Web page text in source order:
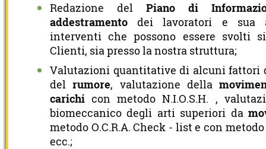
Redazione del Piano di
addestramento dei lavoratori e sua
interventi che possono essere svolti
Clienti, sia presso la nostra struttura;
Valutazioni quantitative di alcuni fattori
delrumore, valutazione della
carichi con metodo N.I.O.S.H. ,
biomeccanico degli arti superiori da
metodo O.C.R.A. Check - list e con
ecc.;